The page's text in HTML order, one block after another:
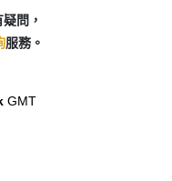
問，
服務。
GMT